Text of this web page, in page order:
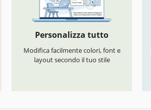
Personalizza tutto
Modifica facilmente colori, font e
layout secondo il tuo stile